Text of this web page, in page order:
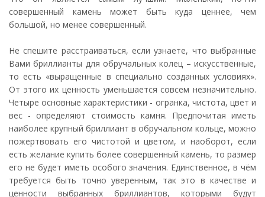
совершенный камень может быть куда ценнее, чем
большой, но менее совершенный.
Не спешите расстраиваться, если узнаете, что выбранные
Вами бриллианты для обручальных колец – искусственные,
то есть «выращенные в специально созданных условиях».
От этого их ценность уменьшается совсем незначительно.
Четыре основные характеристики - огранка, чистота, цвет и
вес - определяют стоимость камня. Предпочитая иметь
наиболее крупный бриллиант в обручальном кольце, можно
пожертвовать его чистотой и цветом, и наоборот, если
есть желание купить более совершенный камень, то размер
его не будет иметь особого значения. Единственное, в чём
требуется быть точно уверенным, так это в качестве и
ценности выбранных бриллиантов, которыми будут